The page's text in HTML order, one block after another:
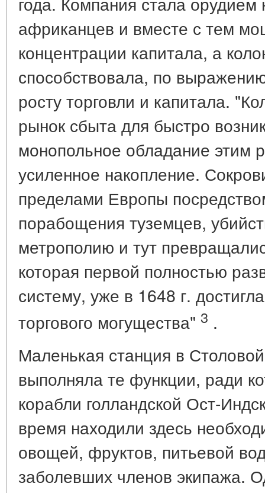
африканцев и вместе с тем
концентрации капитала, а
способствовала, по
росту торговли и капитала.
рынок сбыта для быстро
монопольное обладание этим
усиленное накопление.
пределами Европы
порабощения туземцев,
метрополию и тут
которая первой полностью
систему, уже в 1648 г.
торгового могущества" 3 .
Маленькая станция в
выполняла те функции, ради
корабли голландской Ост-
время находили здесь
овощей, фруктов, питьевой
заболевших членов экипажа.